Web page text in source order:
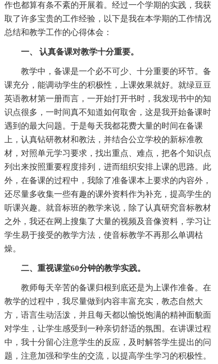
作也都算有条不紊的开展着。经过一个学期的实践，我获
取了许多宝贵的工作经验，以下是我在本学期的工作情况
总结和教学工作的心得体会：
一、 认真备课对教学十分重要。
教学中，备课是一个必不可少、十分重要的环节。备
课充分，能调动学生的积极性，上课效果就好。就绿豆豆
英语教材第一册而言，一开始打开书时，我发现书中的知
识点很多，一时间真不知道如何取舍，这是我开始备课时
遇到的最大问题。于是每天我都花费大量的时间在备课
上，认真钻研教材和教法，并结合公立学校的新标准教
材，对照单元学习要求，找出重点、难点，把各个知识点
列出来按照重要程度排列，进而组织安排上课的思路。此
外，在备课的过程中，我除了准备课本上要求的内容外，
还尽量多收集一些有趣的课外资料作为补充，提高学生的
听课兴趣。就音标班的教学来说，除了认真研究音标教材
之外，我还在网上搜集了大量的视频及音像资料，学习让
学生易于接受的教学方法，使音标教学不再那么单调枯
燥。
二、重视课堂60分钟的教学实践。
教师每天辛苦的备课归根到底还是为上课作准备。在
教学的过程中，我尽量做到内容丰富充实，教态自然大
方，语言生动活泼，并且每天都以愉悦饱满的精神面貌面
对学生，让学生感受到一种亲切舒适的氛围。在讲课过程
中，我十分留心注意学生的反应，及时解答学生提出的问
题，注意加强和学生的交流，以提高学生学习的积极性。